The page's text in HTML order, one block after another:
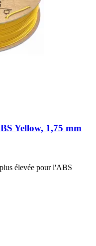
Yellow, 1,75 mm
élevée pour l'ABS